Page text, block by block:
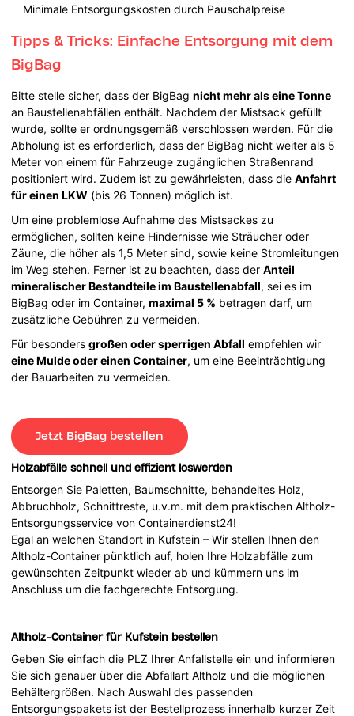
Minimale Entsorgungskosten durch Pauschalpreise
Tipps & Tricks: Einfache Entsorgung mit dem
BigBag
Bitte stelle sicher, dass der BigBagnicht mehr als eine Tonne
an Baustellenabfällen enthält. Nachdem der Mistsack gefüllt
wurde, sollte er ordnungsgemäß verschlossen werden. Für die
Abholung ist es erforderlich, dass der BigBag nicht weiter als 5
Meter von einem für Fahrzeuge zugänglichen Straßenrand
positioniert wird. Zudem ist zu gewährleisten, dass dieAnfahrt
für einen LKW (bis 26 Tonnen) möglich ist.
Um eine problemlose Aufnahme des Mistsackes zu
ermöglichen, sollten keine Hindernisse wie Sträucher oder
Zäune, die höher als 1,5 Meter sind, sowie keine Stromleitungen
im Weg stehen. Ferner ist zu beachten, dass derAnteil
mineralischer Bestandteile im Baustellenabfall, sei es im
BigBag oder im Container,maximal 5 % betragen darf, um
zusätzliche Gebühren zu vermeiden.
Für besondersgroßen oder sperrigen Abfall empfehlen wir
eine Mulde oder einen Container, um eine Beeinträchtigung
der Bauarbeiten zu vermeiden.
Jetzt BigBag bestellen
Holzabfälle schnell und effizient loswerden
Entsorgen Sie Paletten, Baumschnitte, behandeltes Holz,
Abbruchholz, Schnittreste, u.v.m. mit dem praktischen Altholz-
Entsorgungsservice von Containerdienst24!
Egal an welchen Standort in Kufstein – Wir stellen Ihnen den
Altholz-Container pünktlich auf, holen Ihre Holzabfälle zum
gewünschten Zeitpunkt wieder ab und kümmern uns im
Anschluss um die fachgerechte Entsorgung.
Altholz-Container für Kufstein bestellen
Geben Sie einfach die PLZ Ihrer Anfallstelle ein und informieren
Sie sich genauer über die Abfallart Altholz und die möglichen
Behältergrößen. Nach Auswahl des passenden
Entsorgungspakets ist der Bestellprozess innerhalb kurzer Zeit